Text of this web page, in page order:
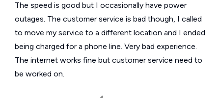
The speed is good but I occasionally have power
outages. The customer service is bad though, I called
to move my service to a different location and I ended
being charged for a phone line. Very bad experience.
The internet works fine but customer service need to
be worked on.